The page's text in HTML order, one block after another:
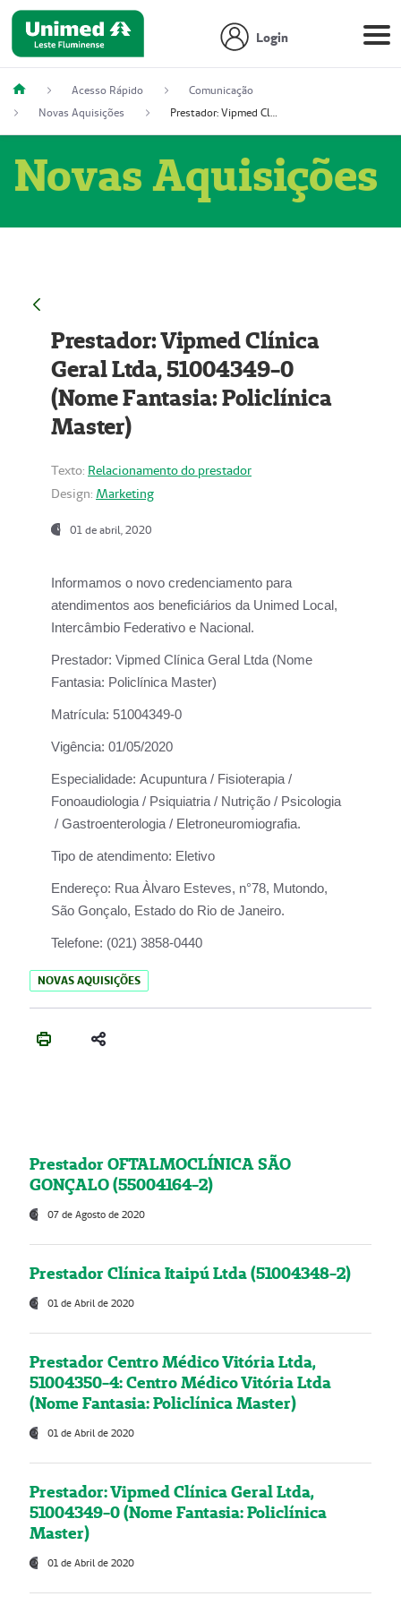
Login
Acesso Rápido
Comunicação
Novas Aquisições
Prestador: Vipmed Clínica Geral Ltda, 51004349-0 (Nome Fantasia: Policlínica Master)
Novas Aquisições
Prestador: Vipmed Clínica
Geral Ltda, 51004349-0
(Nome Fantasia: Policlínica
Master)
Texto: Relacionamento do prestador
Design: Marketing
01 de abril, 2020
Informamos o novo credenciamento para
atendimentos aos beneficiários da Unimed Local,
Intercâmbio Federativo e Nacional.
Prestador: Vipmed Clínica Geral Ltda (Nome
Fantasia: Policlínica Master)
Matrícula: 51004349-0
Vigência: 01/05/2020
Especialidade: Acupuntura / Fisioterapia /
Fonoaudiologia / Psiquiatria / Nutrição / Psicologia
/ Gastroenterologia / Eletroneuromiografia.
Tipo de atendimento: Eletivo
Endereço: Rua Àlvaro Esteves, n°78, Mutondo,
São Gonçalo, Estado do Rio de Janeiro.
Telefone: (021) 3858-0440
NOVAS AQUISIÇÕES
Prestador OFTALMOCLÍNICA SÃO
GONÇALO (55004164-2)
07 de Agosto de 2020
Prestador Clínica Itaipú Ltda (51004348-2)
01 de Abril de 2020
Prestador Centro Médico Vitória Ltda,
51004350-4: Centro Médico Vitória Ltda
(Nome Fantasia: Policlínica Master)
01 de Abril de 2020
Prestador: Vipmed Clínica Geral Ltda,
51004349-0 (Nome Fantasia: Policlínica
Master)
01 de Abril de 2020